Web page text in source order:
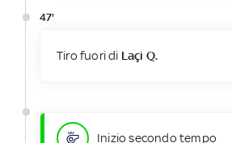
47'
Tiro fuori di Laçi Q.
Inizio secondo tempo